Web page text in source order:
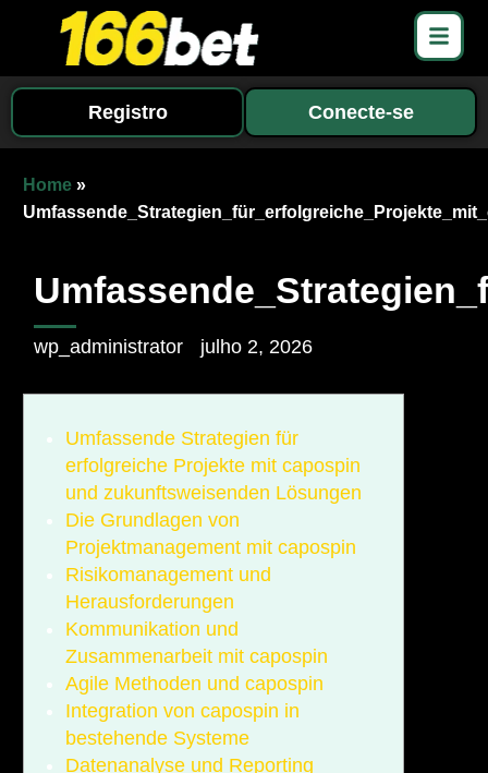
Registro Conecte-se
Home »
wp_administrator julho 2, 2026
Umfassende Strategien für
erfolgreiche Projekte mit capospin
und zukunftsweisenden Lösungen
Die Grundlagen von
Projektmanagement mit capospin
Risikomanagement und
Herausforderungen
Kommunikation und
Zusammenarbeit mit capospin
Agile Methoden und capospin
Integration von capospin in
bestehende Systeme
Datenanalyse und Reporting